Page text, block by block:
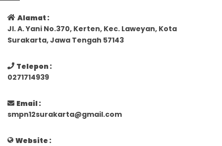
Alamat :
Jl. A. Yani No.370, Kerten, Kec. Laweyan, Kota
Surakarta, Jawa Tengah 57143
Telepon :
0271714939
Email :
smpn12surakarta@gmail.com
Website :